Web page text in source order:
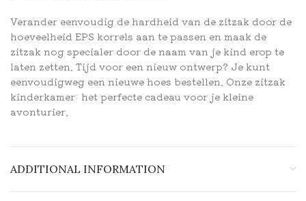
Verander eenvoudig de hardheid van de zitzak door de
hoeveelheid EPS korrels aan te passen en maak de
zitzak nog specialer door de naam van je kind erop te
laten zetten. Tijd voor een nieuw ontwerp? Je kunt
eenvoudigweg een nieuwe hoes bestellen. Onze zitzak
kinderkamer: het perfecte cadeau voor je kleine
avonturier.
ADDITIONAL INFORMATION